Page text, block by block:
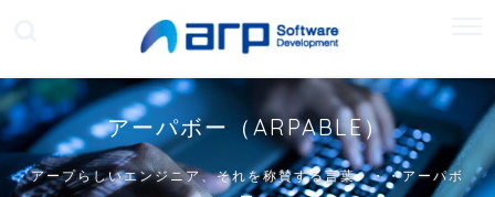
アーパボー（ARPABLE）
アープらしいエンジニア、それを称賛する言葉・・・アーパボ